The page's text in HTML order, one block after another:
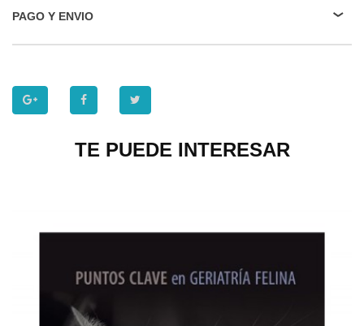
PAGO Y ENVIO
TE PUEDE INTERESAR